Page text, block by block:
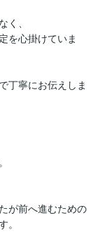
、
を心掛けていま
丁寧にお伝えしま
が前へ進むための
。